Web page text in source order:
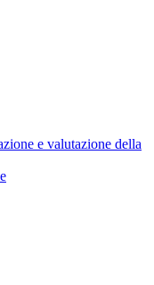
e valutazione della